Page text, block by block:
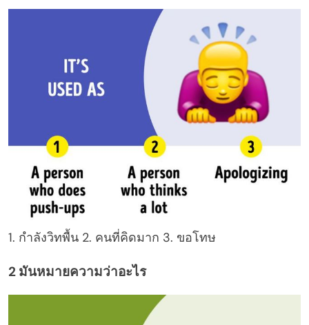
1. กำลังวิทพื้น 2. คนที่คิดมาก 3. ขอโทษ
2 มันหมายความว่าอะไร